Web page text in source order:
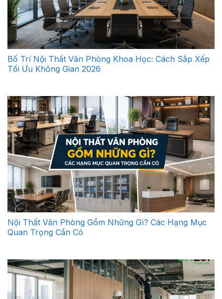
Bố Trí Nội Thất Văn Phòng Khoa Học: Cách Sắp Xếp
Tối Ưu Không Gian 2026
Nội Thất Văn Phòng Gồm Những Gì? Các Hạng Mục
Quan Trọng Cần Có